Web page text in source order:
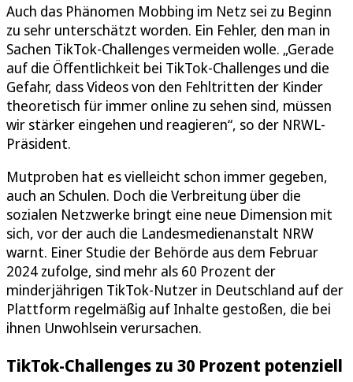
Auch das Phänomen Mobbing im Netz sei zu Beginn
zu sehr unterschätzt worden. Ein Fehler, den man in
Sachen TikTok-Challenges vermeiden wolle. „Gerade
auf die Öffentlichkeit bei TikTok-Challenges und die
Gefahr, dass Videos von den Fehltritten der Kinder
theoretisch für immer online zu sehen sind, müssen
wir stärker eingehen und reagieren“, so der NRWL-
Präsident.
Mutproben hat es vielleicht schon immer gegeben,
auch an Schulen. Doch die Verbreitung über die
sozialen Netzwerke bringt eine neue Dimension mit
sich, vor der auch die Landesmedienanstalt NRW
warnt. Einer Studie der Behörde aus dem Februar
2024 zufolge, sind mehr als 60 Prozent der
minderjährigen TikTok-Nutzer in Deutschland auf der
Plattform regelmäßig auf Inhalte gestoßen, die bei
ihnen Unwohlsein verursachen.
TikTok-Challenges zu 30 Prozent potenziell